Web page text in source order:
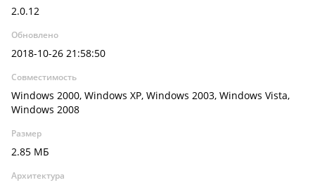
2.0.12
Обновлено
2018-10-26 21:58:50
Совместимость
Windows 2000, Windows XP, Windows 2003, Windows Vista,
Windows 2008
Размер
2.85 МБ
Архитектура